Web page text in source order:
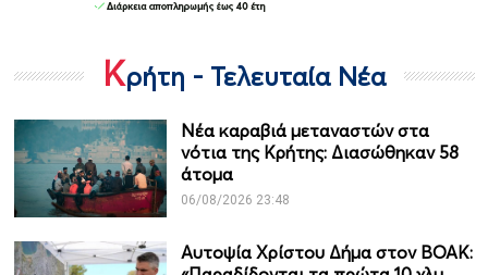
Κρήτη - Τελευταία Νέα
Νέα καραβιά μεταναστών στα
νότια της Κρήτης: Διασώθηκαν 58
άτομα
06/08/2026 23:48
Αυτοψία Χρίστου Δήμα στον ΒΟΑΚ: